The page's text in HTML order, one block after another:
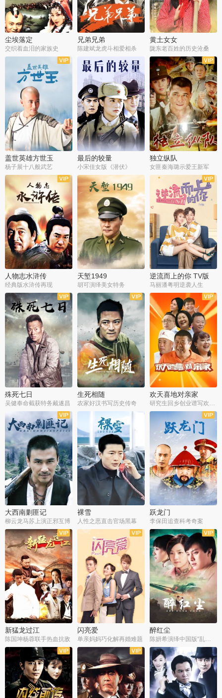
尘埃落定
交织着血泪的家族史
兄弟兄弟
陈建斌龙虎斗相爱相杀
黄土女女
陇东老百姓的历史沧桑
全36集
盖世英雄方世玉
杨子展十八般武艺
全28集
最后的较量
小宋佳女版《潜伏》
全44集
独立纵队
女匪秦海璐示爱王新军
全40集
人物志水浒传
经典版水浒传再现
全30集
天堑1949
胡可演绎美女特务
全43集
逆流而上的你 TV版
马丽潘粤明逆袭人生
全34集
殊死七日
吴健奉命截获特务戴遂昌
全21集
生死相随
农家好汉书写历史传奇
全35集
欢天喜地对亲家
大西南剿匪记
柳云龙马苏上演正邪互博
全21集
裸雪
人性之恶直击官场黑幕
全30集
跃龙门
李保田追查科考奇案
全36集
新猛龙过江
陈国坤杨蓉联手热血抗敌
全37集
闪亮爱
单亲妈妈巧化解再婚难题
全30集
醉红尘
陈妍希演绎中国版“乱世佳人”
全30集
全30集 全30集